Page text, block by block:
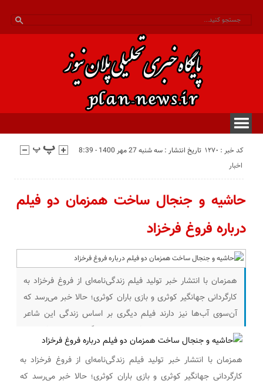
کد خبر : 1270
تاریخ انتشار : سه شنبه 27 مهر 1400 - 8:39
اخبار
حاشیه و جنجال ساخت همزمان دو فیلم
درباره فروغ فرخزاد
همزمان با انتشار خبر تولید فیلم زندگی‌نامه‌ای از فروغ فرخزاد به
کارگردانی جهانگیر کوثری و بازی باران کوثری؛ حالا خبر می‌رسد که
آن‌سوی آب‌ها نیز دارند فیلم دیگری بر اساس زندگی این شاعر
دوران‌ساز ایران می‌سازند. فیلمی به کارگردانی یک فیلمساز
شناخته‌شده ایرانی- آمریکایی. در شرایطی که خبر تولید فیلم
زندگی‌نامه‌ای از فروغ فرخزاد به
همزمان با انتشار خبر تولید فیلم زندگی‌نامه‌ای از فروغ فرخزاد به
کارگردانی جهانگیر کوثری و بازی باران کوثری؛ حالا خبر می‌رسد که